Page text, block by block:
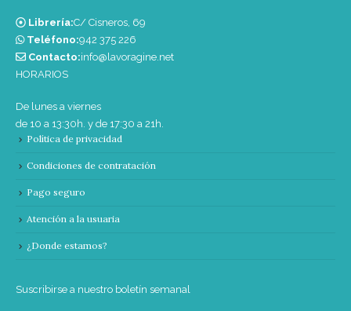
Librería:C/ Cisneros, 69
Teléfono:‭942 375 226‬
Contacto:info@lavoragine.net
HORARIOS
De lunes a viernes
de 10 a 13:30h. y de 17:30 a 21h.
Política de privacidad
Condiciones de contratación
Pago seguro
Atención a la usuaria
¿Donde estamos?
Suscribirse a nuestro boletín semanal